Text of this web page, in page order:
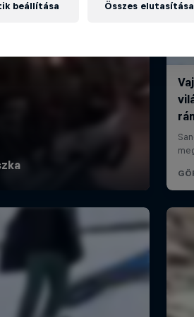
beállítása Összes elutasítása